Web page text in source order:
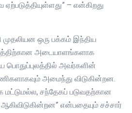
– என்கிறது
முதலியன ஒரு பக்கம் இந்திய
அடையாளங்களாக
பொதுப்புலத்தில் அவர்களின்
அமைந்து விடுகின்றன.
மட்டுமல்ல, சந்தேகப் படுவதற்கான
என்பதையும் சச்சார்